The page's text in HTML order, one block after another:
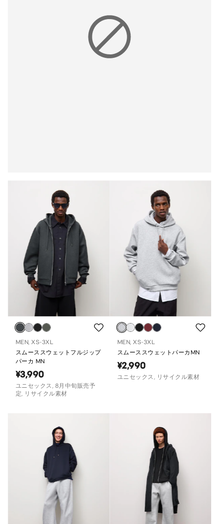
MEN, XS-3XL
スムーススウェットフルジップ
パーカ MN
¥3,990
ユニセックス, 8月中旬販売予
定, リサイクル素材
MEN, XS-3XL
スムーススウェットパーカMN
¥2,990
ユニセックス, リサイクル素材